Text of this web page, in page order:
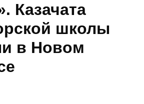
Казачата
школы
в Новом